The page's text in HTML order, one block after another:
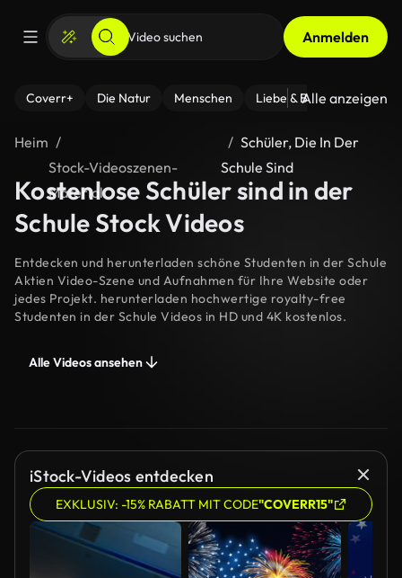
Anmelden
Coverr+ Die Natur Menschen Liebe & Beziehungen
Alle anzeigen
Heim
Stock-Videoszenen-
Material
Schüler, Die In Der
Schule Sind
Kostenlose Schüler sind in der
Schule Stock Videos
Entdecken und herunterladen schöne Studenten in der Schule
Aktien Video-Szene und Aufnahmen für Ihre Website oder
jedes Projekt. herunterladen hochwertige royalty-free
Studenten in der Schule Videos in HD und 4K kostenlos.
Alle Videos ansehen
iStock-Videos entdecken
EXKLUSIV: -15% RABATT MIT CODE"COVERR15"